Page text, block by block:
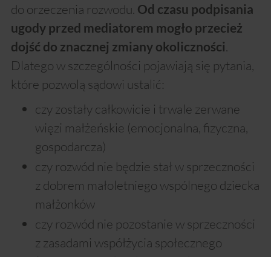
do orzeczenia rozwodu. Od czasu podpisania
ugody przed mediatorem mogło przecież
dojść do znacznej zmiany okoliczności.
Dlatego w szczególności pojawiają się pytania,
które pozwolą sądowi ustalić:
czy zostały całkowicie i trwale zerwane
więzi małżeńskie (emocjonalna, fizyczna,
gospodarcza)
czy rozwód nie będzie stał w sprzeczności
z dobrem małoletniego wspólnego dziecka
małżonków
czy rozwód nie pozostanie w sprzeczności
z zasadami współżycia społecznego